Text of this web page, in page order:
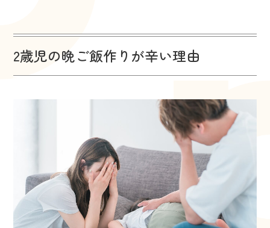
2歳児の晩ご飯作りが辛い理由